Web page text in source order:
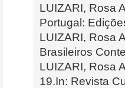
LUIZARI, Rosa
Portugal:
LUIZARI, Rosa
Brasileiros
LUIZARI, Rosa
19.In: Revista